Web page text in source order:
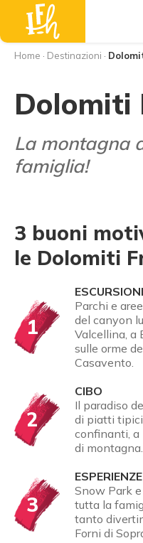
Home · Destinazioni ·
Dolomiti
La montagna
famiglia!
3 buoni
le Dolomiti
1
ESCURSIONI
Parchi e
del canyon
Valcellina, a
sulle orme
Casavento.
2
CIBO
Il paradiso
di piatti tipici
confinanti,
di montagna.
3
Snow Park
tutta la
tanto
Forni di